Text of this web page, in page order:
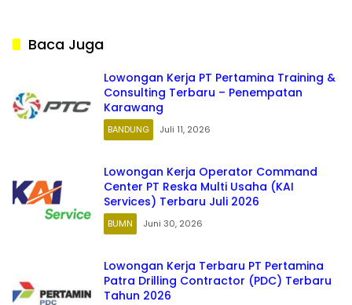
Baca Juga
Lowongan Kerja PT Pertamina Training &
Consulting Terbaru – Penempatan
Karawang
BANDUNG Juli 11, 2026
Lowongan Kerja Operator Command
Center PT Reska Multi Usaha (KAI
Services) Terbaru Juli 2026
BUMN Juni 30, 2026
Lowongan Kerja Terbaru PT Pertamina
Patra Drilling Contractor (PDC) Terbaru
Tahun 2026